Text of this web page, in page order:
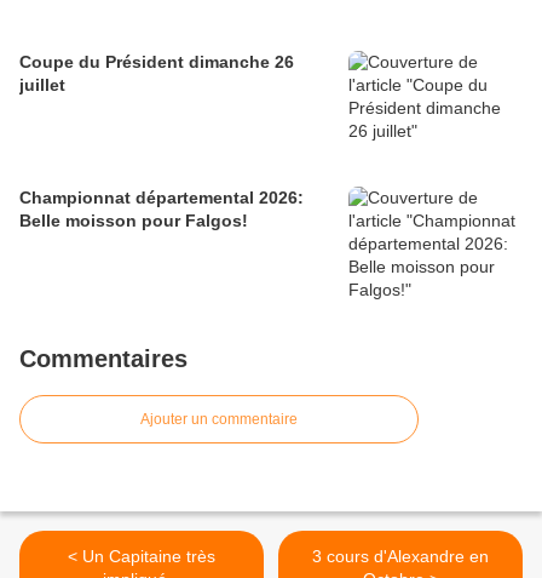
Coupe du Président dimanche 26
juillet
Championnat départemental 2026:
Belle moisson pour Falgos!
Commentaires
Ajouter un commentaire
< Un Capitaine très
3 cours d'Alexandre en